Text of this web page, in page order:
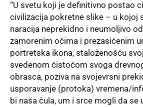
“U svetu koji je definitivno postao
civilizacija pokretne slike – u kojoj
naracija neprekidno i neumoljivo
zamorenim očima i prezasićenim
portretska ikona, staloženošću
svedenom čistoćom svoga
obrasca, poziva na svojevrsni
usporavanje (protoka) vremena/
bi naša čula, um i srce mogli da se